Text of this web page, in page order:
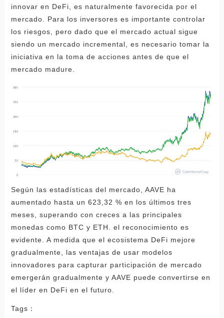
innovar en DeFi, es naturalmente favorecida por el
mercado. Para los inversores es importante controlar
los riesgos, pero dado que el mercado actual sigue
siendo un mercado incremental, es necesario tomar la
iniciativa en la toma de acciones antes de que el
mercado madure.
Según las estadísticas del mercado, AAVE ha
aumentado hasta un 623,32 % en los últimos tres
meses, superando con creces a las principales
monedas como BTC y ETH. el reconocimiento es
evidente. A medida que el ecosistema DeFi mejore
gradualmente, las ventajas de usar modelos
innovadores para capturar participación de mercado
emergerán gradualmente y AAVE puede convertirse en
el líder en DeFi en el futuro.
Tags：